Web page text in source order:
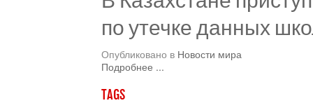
по утечке данных
Опубликовано в Новости мира
Подробнее ...
TAGS